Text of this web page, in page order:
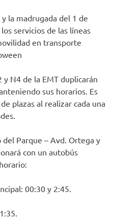
la madrugada del 1 de
servicios de las líneas
en transporte
y N4 de la EMT duplicarán
sus horarios. Es
plazas al realizar cada una
Parque – Avd. Ortega y
con un autobús
00:30 y 2:45.